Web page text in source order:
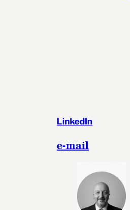
LinkedIn
e-mail